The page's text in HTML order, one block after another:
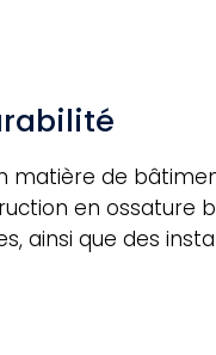
matière de
en ossature
ainsi que des